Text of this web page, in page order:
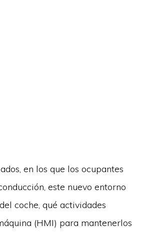
en los que los ocupantes
este nuevo entorno
coche, qué actividades
(HMI) para mantenerlos